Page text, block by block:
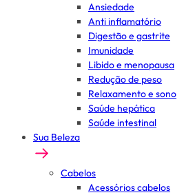
Ansiedade
Anti inflamatório
Digestão e gastrite
Imunidade
Libido e menopausa
Redução de peso
Relaxamento e sono
Saúde hepática
Saúde intestinal
Sua Beleza
Cabelos
Acessórios cabelos